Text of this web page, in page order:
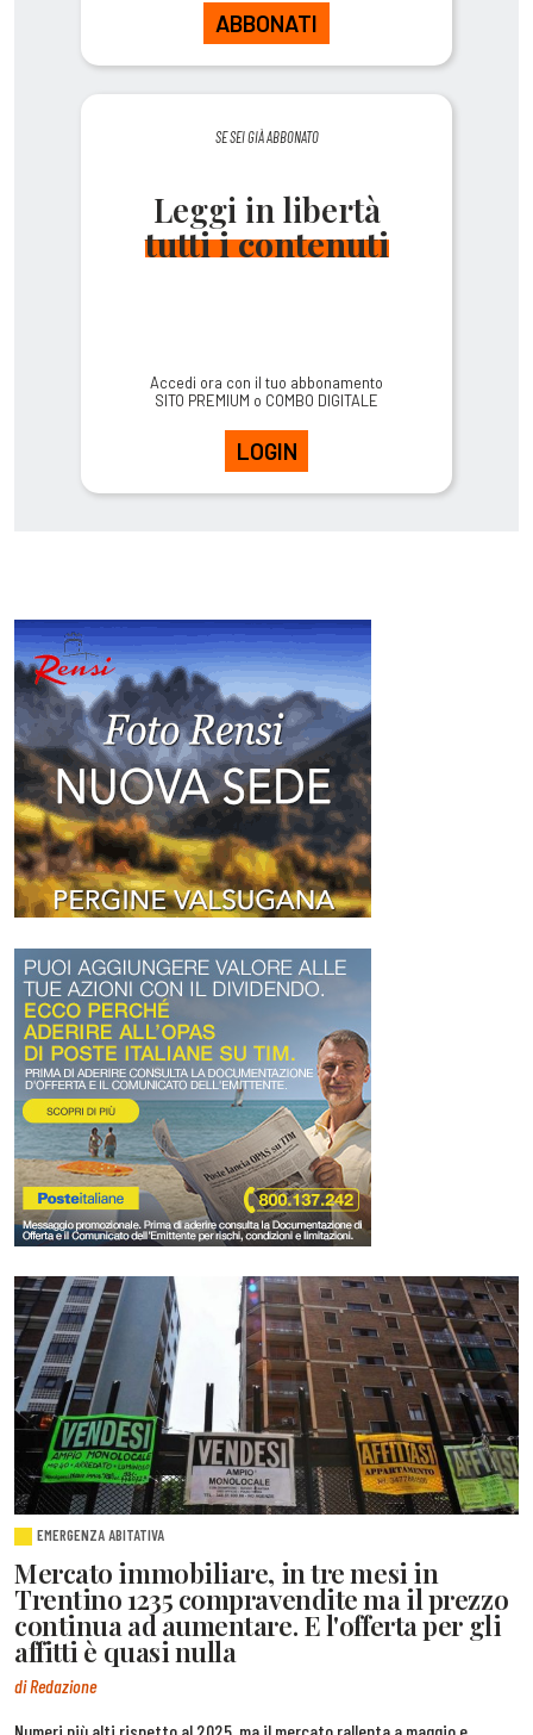
ABBONATI
SE SEI GIÀ ABBONATO
Leggi in libertà
tutti i contenuti
Accedi ora con il tuo abbonamento
SITO PREMIUM o COMBO DIGITALE
LOGIN
EMERGENZA ABITATIVA
Mercato immobiliare, in tre mesi in
Trentino 1235 compravendite ma il prezzo
continua ad aumentare. E l'offerta per gli
affitti è quasi nulla
di Redazione